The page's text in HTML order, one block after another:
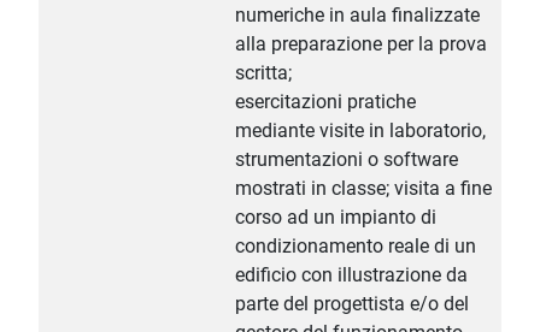
numeriche in aula finalizzate
alla preparazione per la prova
scritta;
esercitazioni pratiche
mediante visite in laboratorio,
strumentazioni o software
mostrati in classe; visita a fine
corso ad un impianto di
condizionamento reale di un
edificio con illustrazione da
parte del progettista e/o del